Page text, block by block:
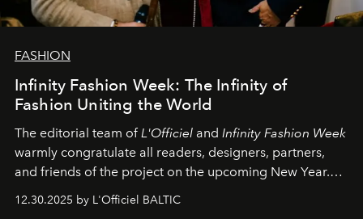
FASHION
Infinity Fashion Week: The Infinity of
Fashion Uniting the World
The editorial team ofL'Officiel and Infinity Fashion Week
warmly congratulate all readers, designers, partners,
and friends of the project on the upcoming New Year.
May 2026 bring growth, inspiration, bold ideas, and new
achievements.
12.30.2025 by L'Officiel BALTIC